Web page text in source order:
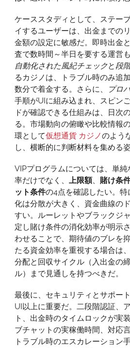
ケーススタディとして、ステー
イするユーザーは、出金までの
金額の設定に敏感だ。即時出金
査で数時間～半日を要する運営
自動化された風紀チェックと段
るカジノは、トラブル時のみ追
数分で着金する。さらに、
プロ
手順がUIに組み込まれ、スピン
ドが確認できる仕組みは、日次
る。市場動向の俯瞰や比較情報
環として仮想通貨 カジノのよう
し、横断的に判断材料を集める
VIPプログラムについては、単純
率だけでなく、 上限額、 賭け条
ット条件の4点を確認したい。
化は分散が大きく、資金曲線の
すい。ルーレットやブラックジ
定し賭け条件の消化効率が明示
わせることで、期待値のブレを
たる資金効率を重視する場合は
分配と回収サイクル（入出金の
ル）まで見通しを持つべきだ。
最後に、セキュリティとサポー
UI以上に重要だ。二段階認証、
ト、出金時のタイムロックが実
ブチャットの実稼働時間、対応
トラブル時のエスカレーション